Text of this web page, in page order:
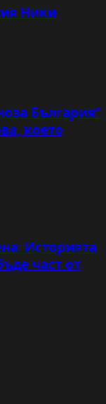
Ники
България“
което
Историята
част от